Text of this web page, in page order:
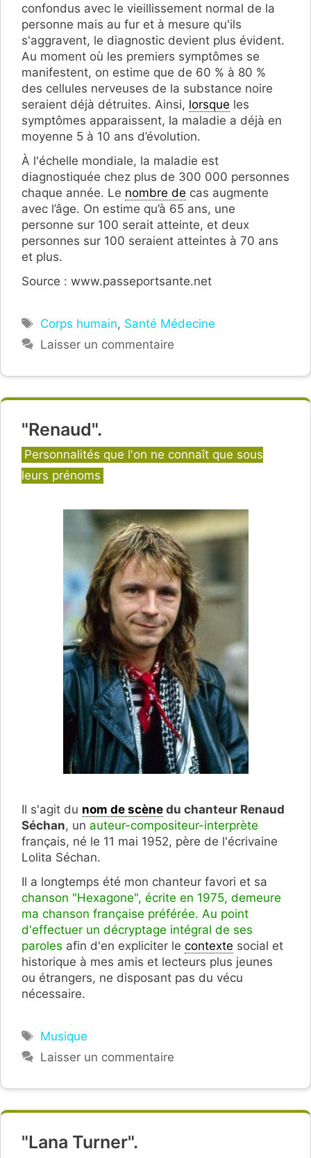
confondus avec le vieillissement normal de la
personne mais au fur et à mesure qu'ils
s'aggravent, le diagnostic devient plus évident.
Au moment où les premiers symptômes se
manifestent, on estime que de 60 % à 80 %
des cellules nerveuses de la substance noire
seraient déjà détruites. Ainsi, lorsque les
symptômes apparaissent, la maladie a déjà en
moyenne 5 à 10 ans d’évolution.
À l'échelle mondiale, la maladie est
diagnostiquée chez plus de 300 000 personnes
chaque année. Le nombre de cas augmente
avec l’âge. On estime qu’à 65 ans, une
personne sur 100 serait atteinte, et deux
personnes sur 100 seraient atteintes à 70 ans
et plus.
Source : www.passeportsante.net
Étiquettes
Corps humain, Santé Médecine
Laisser un commentaire
"Renaud".
Catégories
Personnalités que l'on ne connaît que sous
leurs prénoms
Il s'agit du nom de scène du chanteur Renaud
Séchan, un auteur-compositeur-interprète
français, né le 11 mai 1952, père de l'écrivaine
Lolita Séchan.
Il a longtemps été mon chanteur favori et sa
chanson "Hexagone", écrite en 1975, demeure
ma chanson française préférée. Au point
d'effectuer un décryptage intégral de ses
paroles afin d'en expliciter le contexte social et
historique à mes amis et lecteurs plus jeunes
ou étrangers, ne disposant pas du vécu
nécessaire.
Étiquettes
Musique
Laisser un commentaire
"Lana Turner".